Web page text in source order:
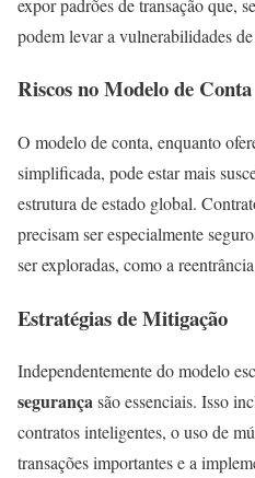
podem levar a vulnerabilidades
Riscos no Modelo de Conta
O modelo de conta, enquanto
simplificada, pode estar mais
estrutura de estado global.
precisam ser especialmente
ser exploradas, como a
Estratégias de Mitigação
Independentemente do modelo
segurançasão essenciais. Isso
contratos inteligentes, o uso de
transações importantes e a